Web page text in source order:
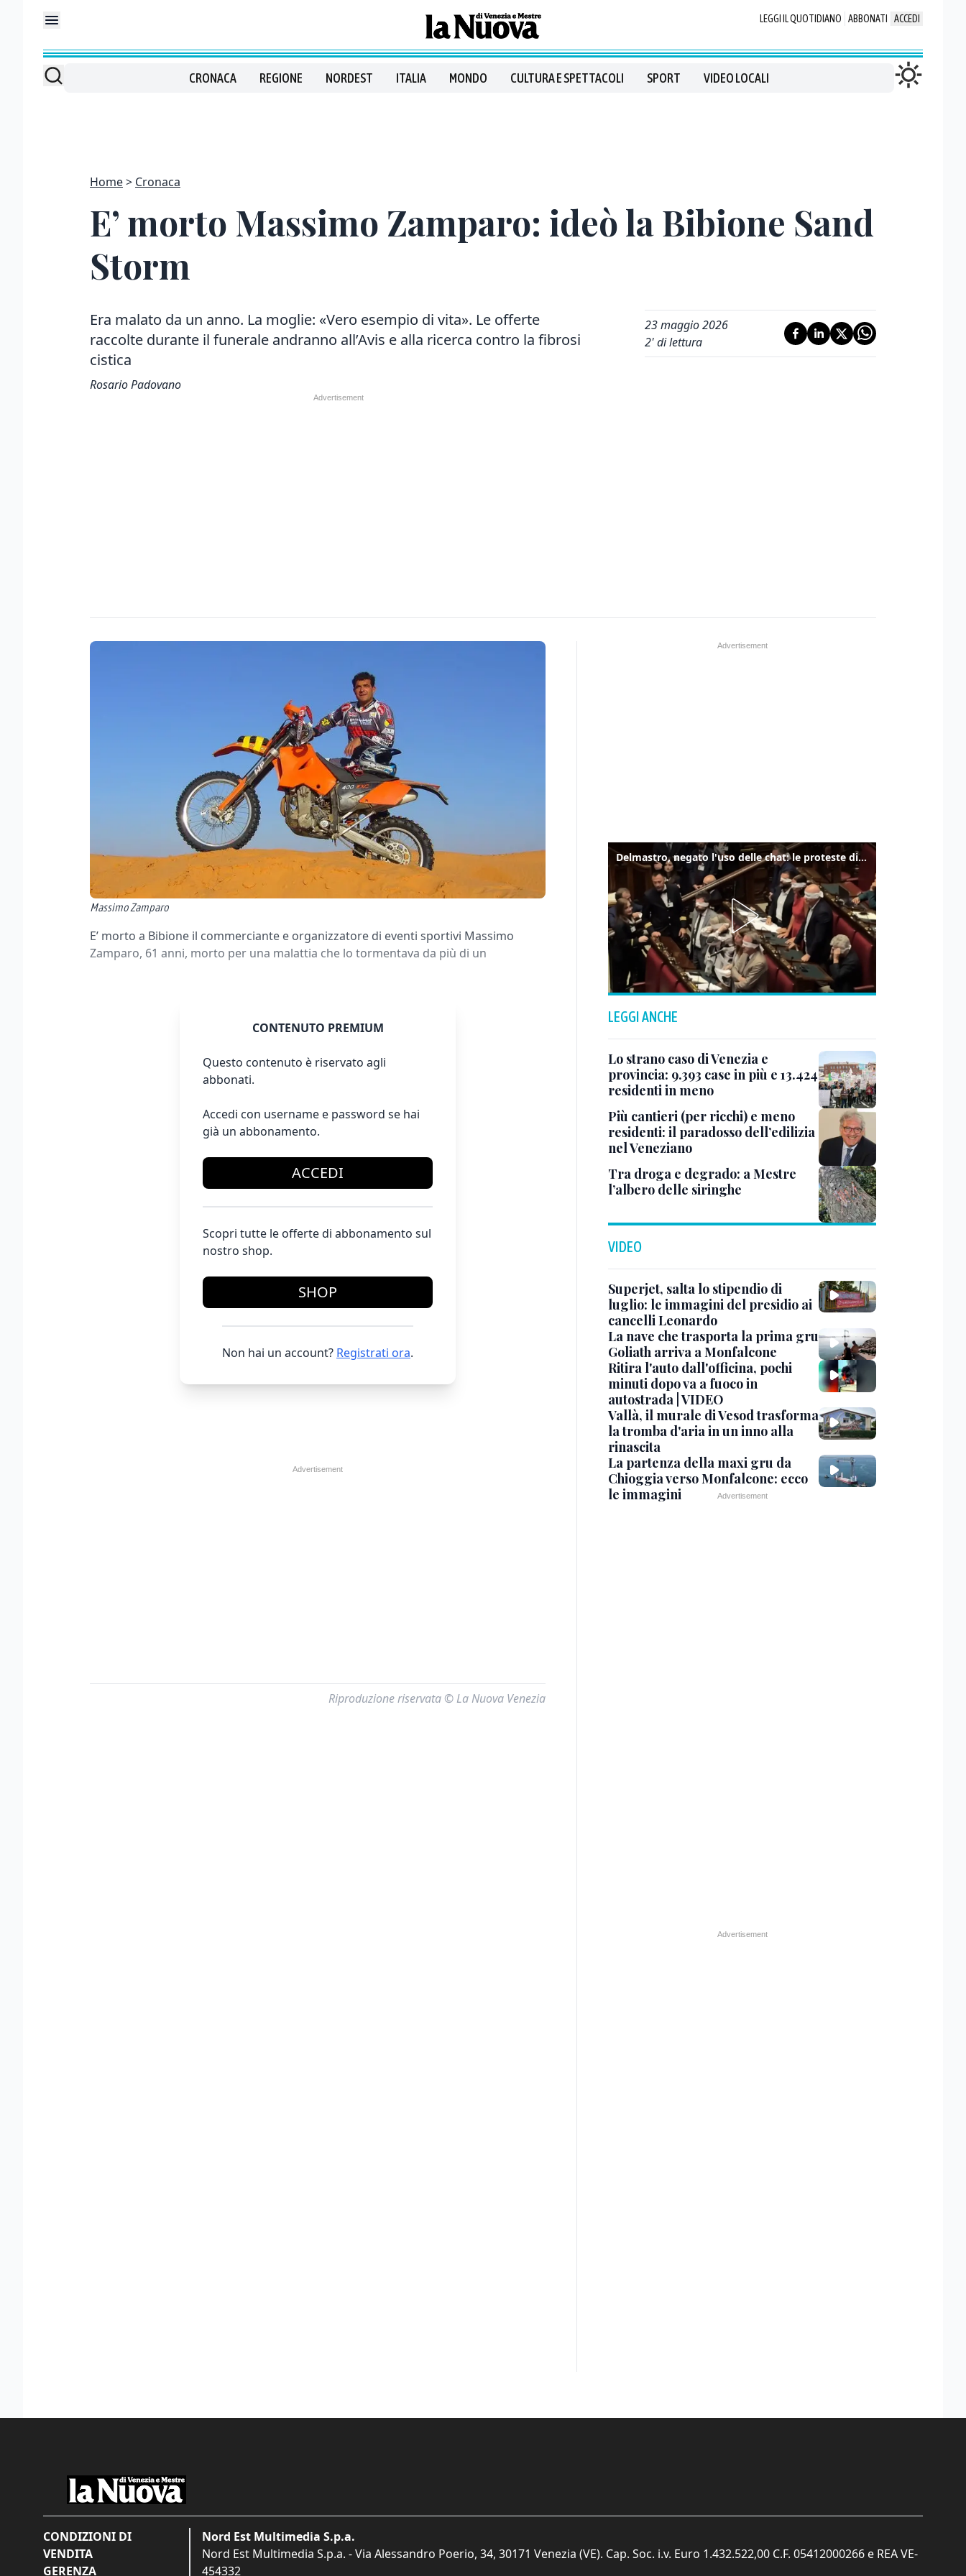
LEGGI IL QUOTIDIANO ABBONATI ACCEDI
CRONACA REGIONE NORDEST ITALIA MONDO CULTURA E SPETTACOLI SPORT VIDEO LOCALI
Home Cronaca
E’ morto Massimo Zamparo: ideò la Bibione Sand
Storm
Era malato da un anno. La moglie: «Vero esempio di vita». Le offerte
raccolte durante il funerale andranno all’Avis e alla ricerca contro la fibrosi
cistica
Rosario Padovano
23 maggio 2026
2' di lettura
Massimo Zamparo
E’ morto a Bibione il commerciante e organizzatore di eventi sportivi Massimo
Zamparo, 61 anni, morto per una malattia che lo tormentava da più di un
CONTENUTO PREMIUM
Questo contenuto è riservato agli
abbonati.
Accedi con username e password se hai
già un abbonamento.
ACCEDI
Scopri tutte le offerte di abbonamento sul
nostro shop.
SHOP
Non hai un account? Registrati ora.
Riproduzione riservata © La Nuova Venezia
Delmastro, negato l'uso delle chat: le proteste di Avs e M5s
LEGGI ANCHE
Lo strano caso di Venezia e
provincia: 9.393 case in più e 13.424
residenti in meno
Più cantieri (per ricchi) e meno
residenti: il paradosso dell’edilizia
nel Veneziano
Tra droga e degrado: a Mestre
l’albero delle siringhe
VIDEO
Superjet, salta lo stipendio di
luglio: le immagini del presidio ai
cancelli Leonardo
La nave che trasporta la prima gru
Goliath arriva a Monfalcone
Ritira l'auto dall'officina, pochi
minuti dopo va a fuoco in
autostrada | VIDEO
Vallà, il murale di Vesod trasforma
la tromba d'aria in un inno alla
rinascita
La partenza della maxi gru da
Chioggia verso Monfalcone: ecco
le immagini
CONDIZIONI DI
VENDITA
GERENZA
Nord Est Multimedia S.p.a.
Nord Est Multimedia S.p.a. - Via Alessandro Poerio, 34, 30171 Venezia (VE). Cap. Soc. i.v. Euro 1.432.522,00 C.F. 05412000266 e REA VE-
454332